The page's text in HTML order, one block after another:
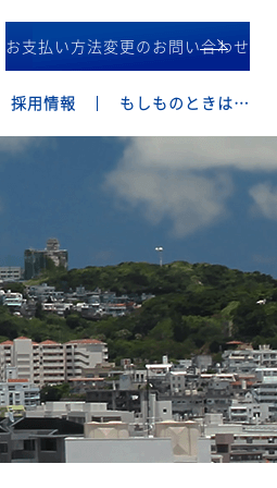
お支払い方法変更のお問い合わせ
採用情報 もしものときは…